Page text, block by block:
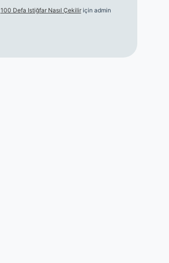
100 Defa Istiğfar Nasıl Çekiliriçin admin